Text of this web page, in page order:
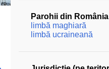
Parohii din
limbă maghiară
limbă ucraineană